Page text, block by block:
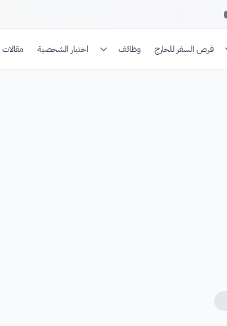
فرص السفر للخارج وظائف اختبار الشخصية مقالات